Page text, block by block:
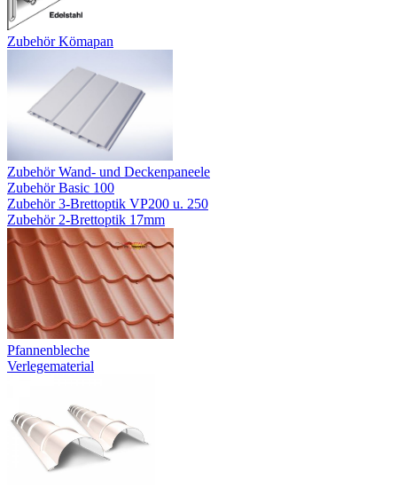
Zubehör Kömapan
Zubehör Wand- und Deckenpaneele
Zubehör Basic 100
Zubehör 3-Brettoptik VP200 u. 250
Zubehör 2-Brettoptik 17mm
Pfannenbleche
Verlegematerial